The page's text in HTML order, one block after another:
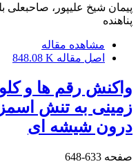
پیمان شیخ علیپور، صاحبعلی
پناهنده
مشاهده مقاله
اصل مقاله 848.08 K
واکنش رقم ها و
زمینی به تنش
درون شیشه ای
صفحه 633-648